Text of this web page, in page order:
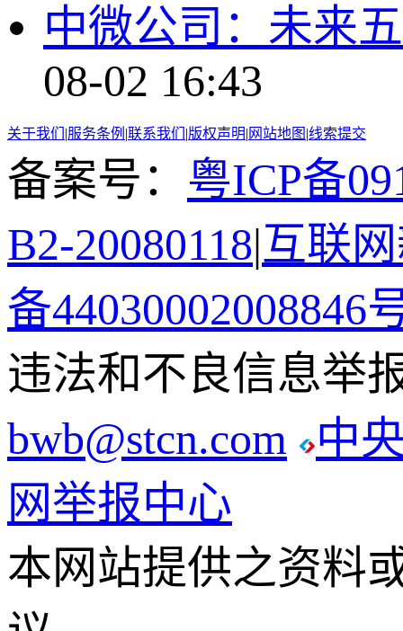
中微公司：未来
08-02 16:43
关于我们 |服务条例 |联系我们 |版权声明| 网站地图 |线索提交
备案号： 粤ICP备
B2-20080118|互联
备44030002008846
违法和不良信息举
bwb@stcn.com
中
网举报中心
本网站提供之资料